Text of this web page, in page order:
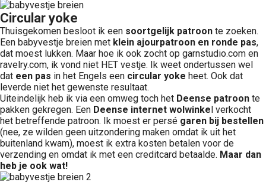
Circular yoke
Thuisgekomen besloot ik een soortgelijk patroon te zoeken.
Een babyvestje breien met klein ajourpatroon en ronde pas,
dat moest lukken. Maar hoe ik ook zocht op garnstudio.com en
ravelry.com, ik vond niet HET vestje. Ik weet ondertussen wel
dat een pas in het Engels een circular yoke heet. Ook dat
leverde niet het gewenste resultaat.
Uiteindelijk heb ik via een omweg toch het Deense patroon te
pakken gekregen. Een Deense internet wolwinkel verkocht
het betreffende patroon. Ik moest er persé garen bij bestellen
(nee, ze wilden geen uitzondering maken omdat ik uit het
buitenland kwam), moest ik extra kosten betalen voor de
verzending en omdat ik met een creditcard betaalde. Maar dan
heb je ook wat!